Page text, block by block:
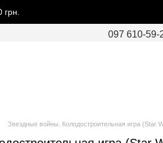
097 610-59-
Звездные войны. Колодостроительная игра (Star